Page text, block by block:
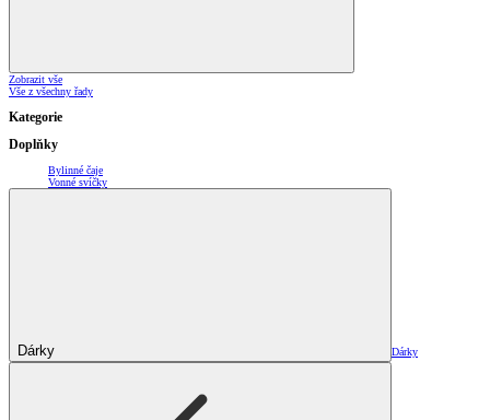
Zobrazit vše
Vše z všechny řady
Kategorie
Doplňky
Bylinné čaje
Vonné svíčky
Dárky Dárky